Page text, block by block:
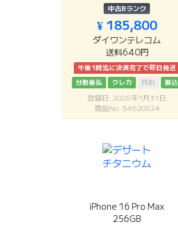
中古Bランク
¥ 185,800
ダイワンテレコム
送料640円
午後1時迄に決済完了で即日発送
分割後払
クレカ 代引 振込
登録日: 2026年1月31日
商品No: 34620524
iPhone 16 Pro Max
256GB